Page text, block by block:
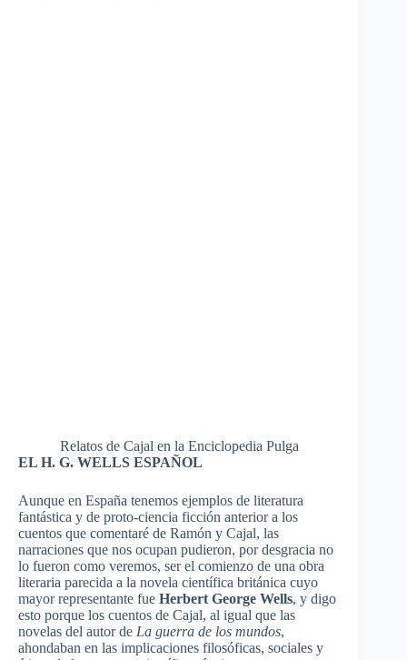
Relatos de Cajal en la Enciclopedia Pulga
EL H. G. WELLS ESPAÑOL
Aunque en España tenemos ejemplos de literatura
fantástica y de proto-ciencia ficción anterior a los
cuentos que comentaré de Ramón y Cajal, las
narraciones que nos ocupan pudieron, por desgracia no
lo fueron como veremos, ser el comienzo de una obra
literaria parecida a la novela científica británica cuyo
mayor representante fue Herbert George Wells, y digo
esto porque los cuentos de Cajal, al igual que las
novelas del autor de La guerra de los mundos,
ahondaban en las implicaciones filosóficas, sociales y